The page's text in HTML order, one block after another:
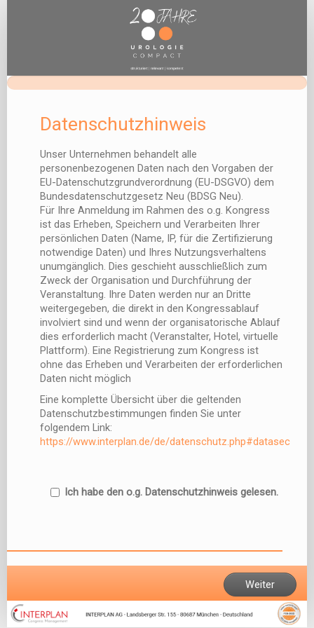
Onlineregistrierung
Datenschutzhinweis
Unser Unternehmen behandelt alle
personenbezogenen Daten nach den Vorgaben der
EU-Datenschutzgrundverordnung (EU-DSGVO) dem
Bundesdatenschutzgesetz Neu (BDSG Neu).
Für Ihre Anmeldung im Rahmen des o.g. Kongress
ist das Erheben, Speichern und Verarbeiten Ihrer
persönlichen Daten (Name, IP, für die Zertifizierung
notwendige Daten) und Ihres Nutzungsverhaltens
unumgänglich. Dies geschieht ausschließlich zum
Zweck der Organisation und Durchführung der
Veranstaltung. Ihre Daten werden nur an Dritte
weitergegeben, die direkt in den Kongressablauf
involviert sind und wenn der organisatorische Ablauf
dies erforderlich macht (Veranstalter, Hotel, virtuelle
Plattform). Eine Registrierung zum Kongress ist
ohne das Erheben und Verarbeiten der erforderlichen
Daten nicht möglich
Eine komplette Übersicht über die geltenden
Datenschutzbestimmungen finden Sie unter
folgendem Link:
https://www.interplan.de/de/datenschutz.php#datasec
Ich habe den o.g. Datenschutzhinweis gelesen.
Weiter